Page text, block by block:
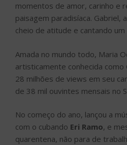
momentos de amor, carinho e
paisagem paradisíaca. Gabriel,
cheio de atitude e cantando
Amada no mundo todo, Maria
artisticamente conhecida
28 milhões de views em seu
de 38 mil ouvintes mensais no
No começo do ano, lançou a
com o cubando Eri Ramo, e
quarentena, não para de